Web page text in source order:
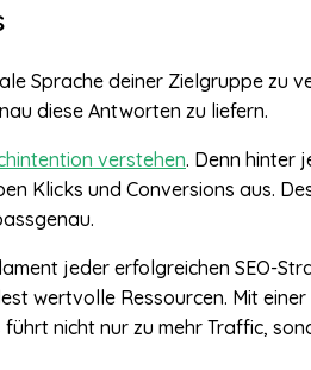
Sprache deiner Zielgruppe zu
diese Antworten zu liefern.
verstehen. Denn hinter
Klicks und Conversions aus.
jeder erfolgreichen SEO-
wertvolle Ressourcen. Mit
nicht nur zu mehr Traffic,